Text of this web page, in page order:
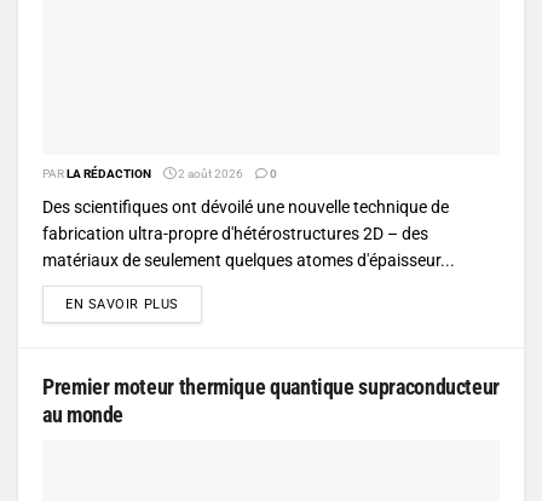
PARLA RÉDACTION 2 août 2026 0
Des scientifiques ont dévoilé une nouvelle technique de
fabrication ultra-propre d'hétérostructures 2D – des
matériaux de seulement quelques atomes d'épaisseur...
EN SAVOIR PLUS
Premier moteur thermique quantique supraconducteur
au monde